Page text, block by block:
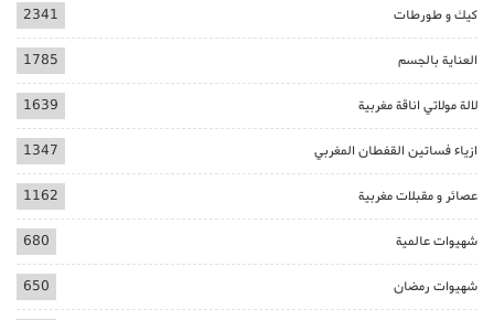
كيك و طورطات 2341
العناية بالجسم 1785
لالة مولاتي اناقة مغربية 1639
ازياء فساتين القفطان المغربي 1347
عصائر و مقبلات مغربية 1162
شهيوات عالمية 680
شهيوات رمضان 650